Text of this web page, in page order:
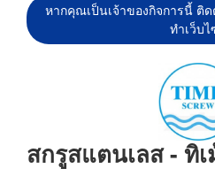
หากคุณเป็นเจ้าของกิจการนี้ ติ
ทำเว็บ
สกรูสแตนเลส - ทิเ